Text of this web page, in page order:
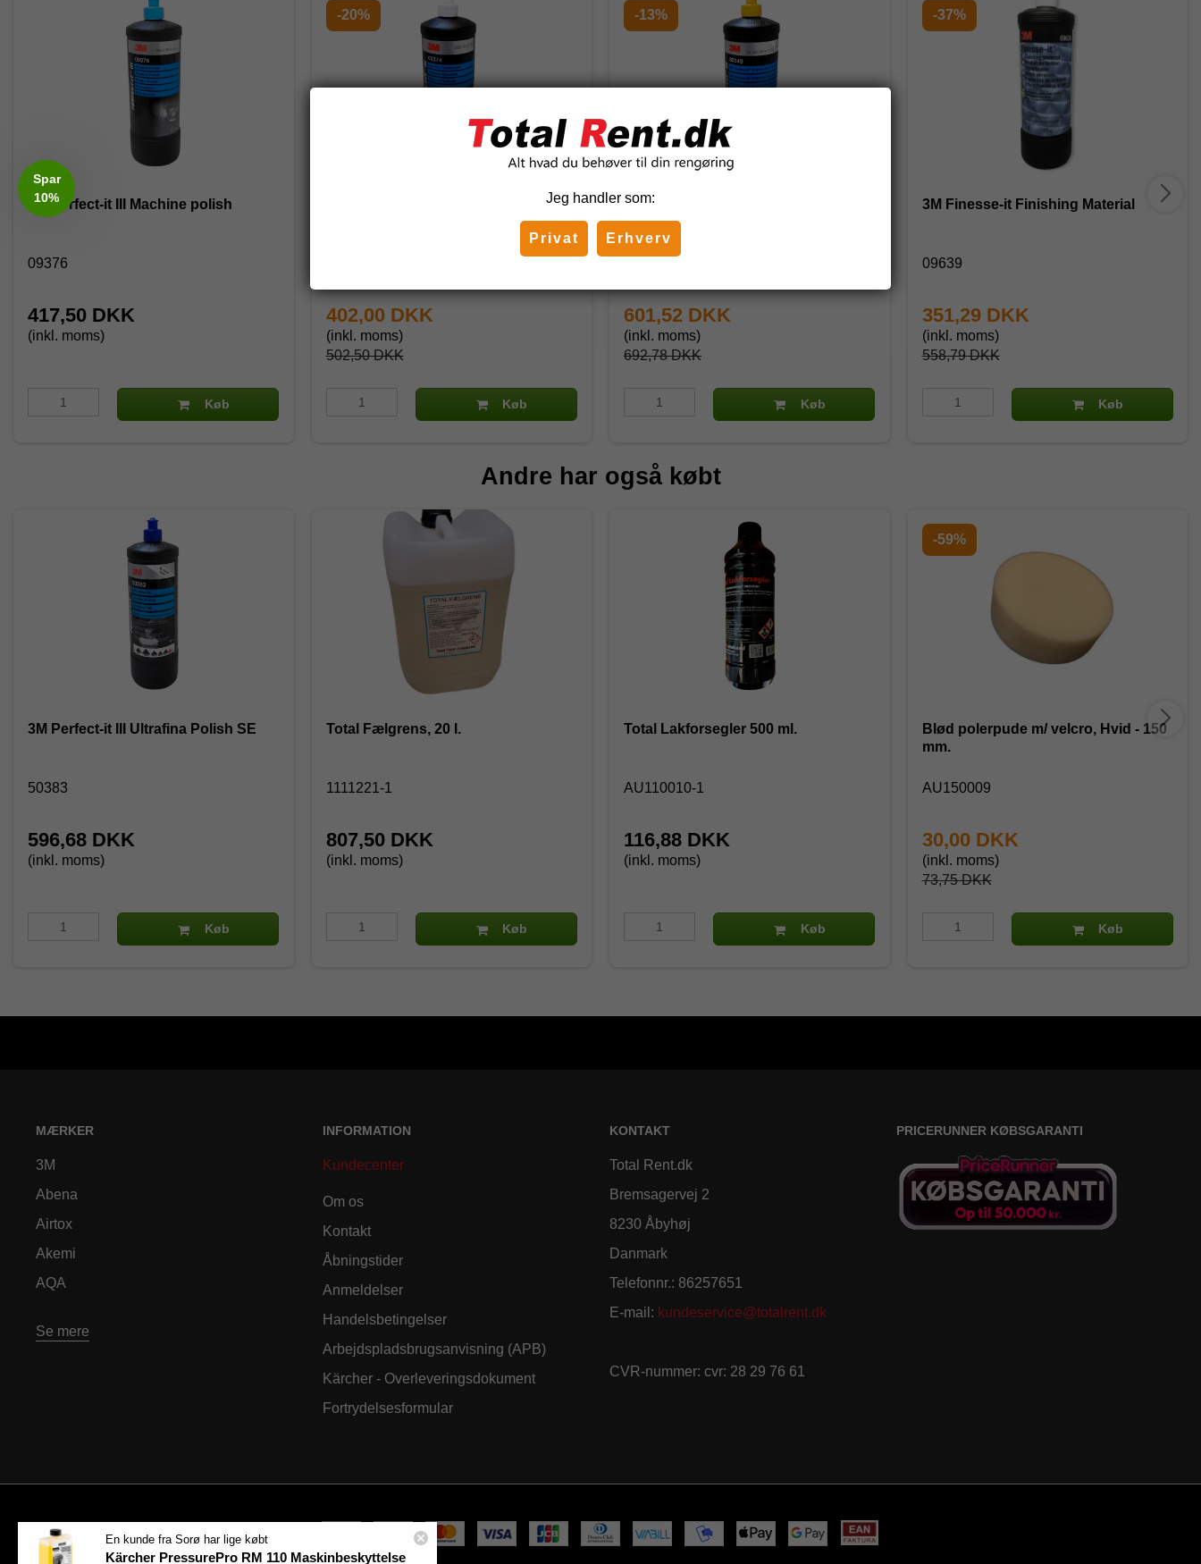
3M Perfect-it III Machine polish
09376
417,50 DKK
(inkl. moms)
Køb
-20%
3M Perfect-it III Fast Cut Compound
502,50 DKK
402,00 DKK
(inkl. moms)
Køb
-13%
3M Perfect-it III Extra Fine PLUS
Compound
692,78 DKK
601,52 DKK
(inkl. moms)
Køb
-37%
3M Finesse-it Finishing Material
09639
558,79 DKK
351,29 DKK
(inkl. moms)
Køb
Andre har også købt
3M Perfect-it III Ultrafina Polish SE
50383
596,68 DKK
(inkl. moms)
Køb
Total Fælgrens, 20 l.
1111221-1
807,50 DKK
(inkl. moms)
Køb
Total Lakforsegler 500 ml.
AU110010-1
116,88 DKK
(inkl. moms)
Køb
-59%
Blød polerpude m/ velcro, Hvid - 150
mm.
AU150009
73,75 DKK
30,00 DKK
(inkl. moms)
Køb
MÆRKER
3M
Abena
Airtox
Akemi
AQA
Se mere
INFORMATION
Kundecenter
Om os
Kontakt
Åbningstider
Anmeldelser
Handelsbetingelser
Arbejdspladsbrugsanvisning (APB)
Kärcher - Overleveringsdokument
Fortrydelsesformular
KONTAKT
Total Rent.dk
Bremsagervej 2
8230 Åbyhøj
Danmark
Telefonnr.: 86257651
E-mail : kundeservice@totalrent.dk
CVR-nummer: cvr: 28 29 76 61
PRICERUNNER KØBSGARANTI
Jeg handler som:
Privat Erhverv
En kunde fra Sorø har lige købt
Kärcher PressurePro RM 110 Maskinbeskyttelse
Spar
10%